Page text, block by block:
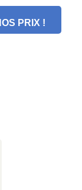
PRIX !